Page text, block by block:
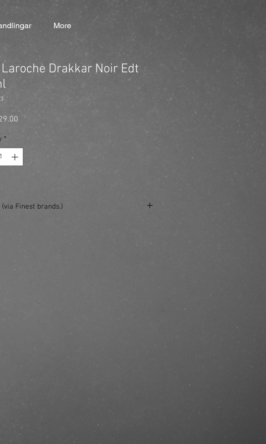
More
Laroche Drakkar Noir Edt
Price
*
(via Finest brands.)